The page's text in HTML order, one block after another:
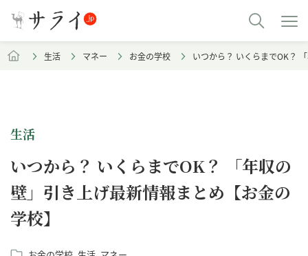
生活 マネー お金の学校 いつから？ いくらまでOK？
生活
いつから？ いくらまでOK？ 「年収の
壁」引き上げ最新情報まとめ【お金の
学校】